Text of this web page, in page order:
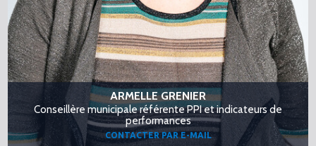
ARMELLE GRENIER
Conseillère municipale référente PPI et indicateurs de
performances
CONTACTER PAR E-MAIL